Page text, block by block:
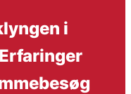
i